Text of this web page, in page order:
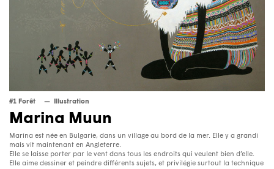
#1 Forêt Illustration
Marina Muun
Marina est née en Bulgarie, dans un village au bord de la mer. Elle y a grandi
mais vit maintenant en Angleterre.
Elle se laisse porter par le vent dans tous les endroits qui veulent bien d’elle.
Elle aime dessiner et peindre différents sujets, et privilégie surtout la technique